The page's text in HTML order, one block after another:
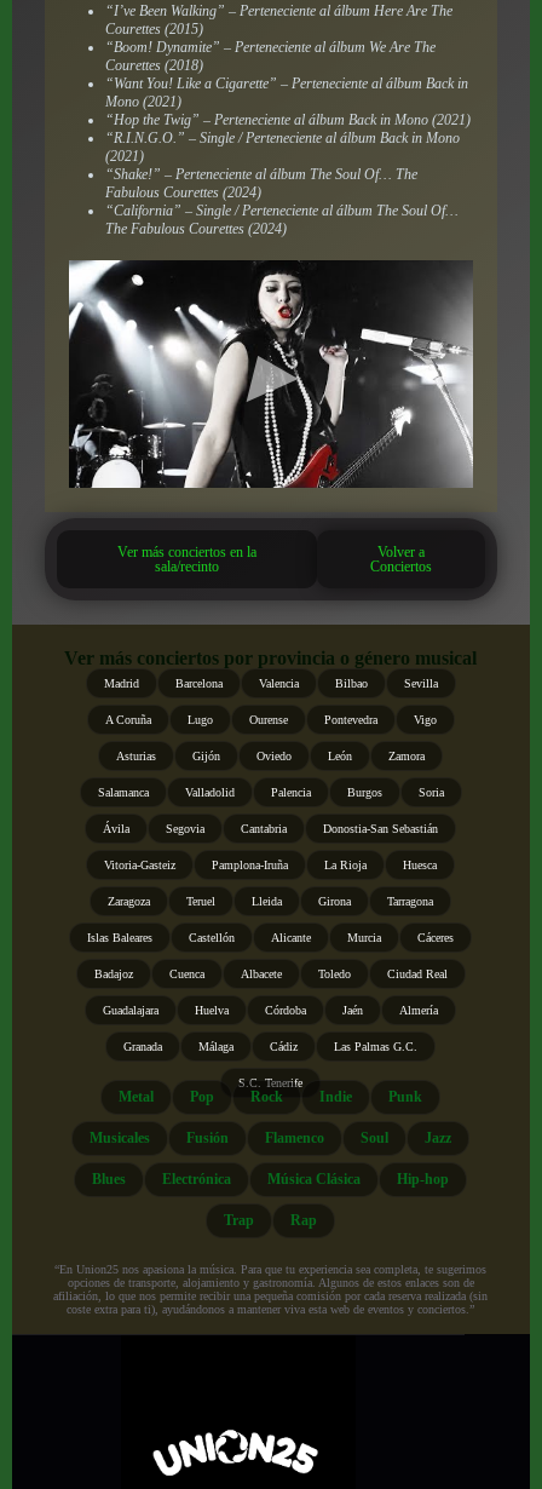
“I’ve Been Walking” – Perteneciente al álbum Here Are The
Courettes(2015)
“Boom! Dynamite” – Perteneciente al álbum We Are The
Courettes(2018)
“Want You! Like a Cigarette” – Perteneciente al álbum Back in
Mono(2021)
“Hop the Twig” – Perteneciente al álbum Back in Mono(2021)
“R.I.N.G.O.” – Single / Perteneciente al álbum Back in Mono
(2021)
“Shake!” – Perteneciente al álbum The Soul Of… The
Fabulous Courettes(2024)
“California” – Single / Perteneciente al álbum The Soul Of…
The Fabulous Courettes(2024)
Ver más conciertos en la
sala/recinto
Volver a
Conciertos
Ver más conciertos por provincia o género musical
Madrid Barcelona Valencia Bilbao Sevilla
A Coruña Lugo Ourense Pontevedra Vigo
Asturias Gijón Oviedo León Zamora
Salamanca Valladolid Palencia Burgos Soria
Ávila Segovia Cantabria Donostia-San Sebastián
Vitoria-Gasteiz Pamplona-Iruña La Rioja Huesca
Zaragoza Teruel Lleida Girona Tarragona
Islas Baleares Castellón Alicante Murcia Cáceres
Badajoz Cuenca Albacete Toledo Ciudad Real
Guadalajara Huelva Córdoba Jaén Almería
Granada Málaga Cádiz Las Palmas G.C.
S.C. Tenerife
Metal Pop Rock Indie Punk
Musicales Fusión Flamenco Soul Jazz
Blues Electrónica Música Clásica Hip-hop
Trap Rap
“En Union25 nos apasiona la música. Para que tu experiencia sea completa, te sugerimos
opciones de transporte, alojamiento y gastronomía. Algunos de estos enlaces son de
afiliación, lo que nos permite recibir una pequeña comisión por cada reserva realizada (sin
coste extra para ti), ayudándonos a mantener viva esta web de eventos y conciertos.”